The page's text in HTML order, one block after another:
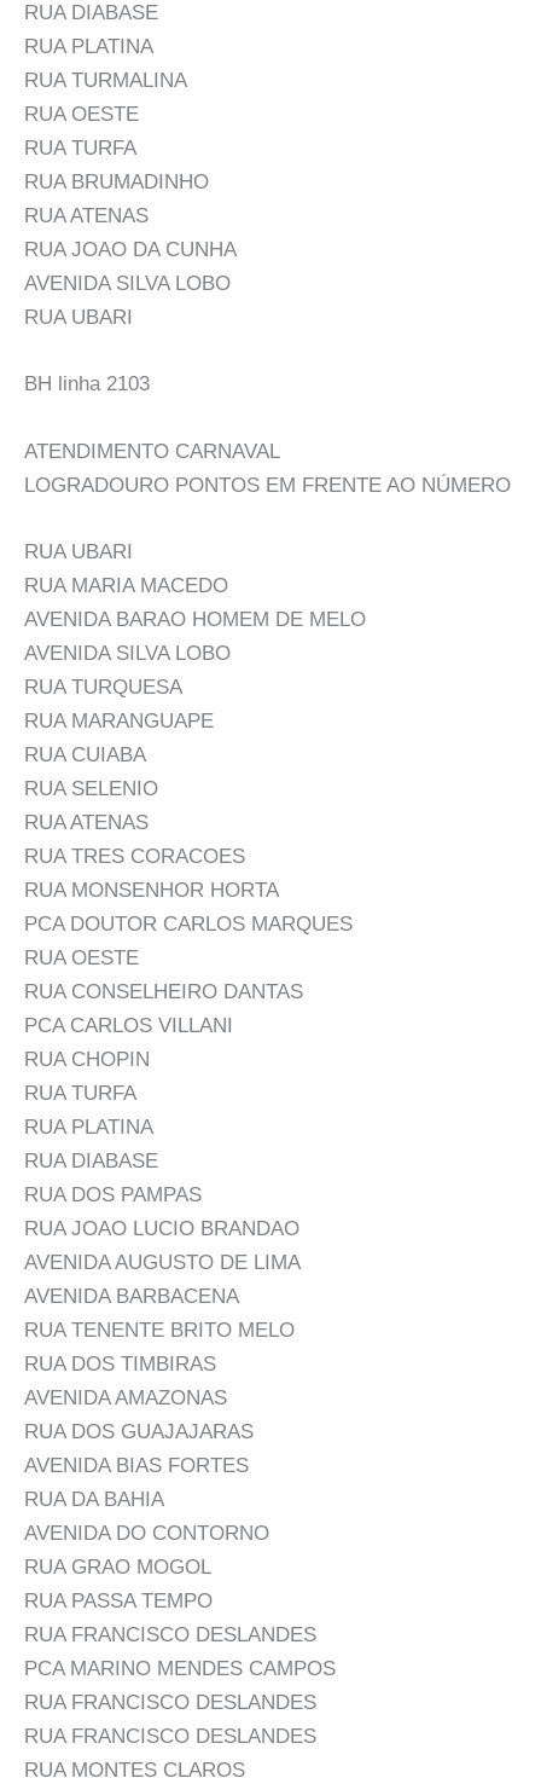
RUA DIABASE
RUA PLATINA
RUA TURMALINA
RUA OESTE
RUA TURFA
RUA BRUMADINHO
RUA ATENAS
RUA JOAO DA CUNHA
AVENIDA SILVA LOBO
RUA UBARI
BH linha 2103
ATENDIMENTO CARNAVAL
LOGRADOURO PONTOS EM FRENTE AO NÚMERO
RUA UBARI
RUA MARIA MACEDO
AVENIDA BARAO HOMEM DE MELO
AVENIDA SILVA LOBO
RUA TURQUESA
RUA MARANGUAPE
RUA CUIABA
RUA SELENIO
RUA ATENAS
RUA TRES CORACOES
RUA MONSENHOR HORTA
PCA DOUTOR CARLOS MARQUES
RUA OESTE
RUA CONSELHEIRO DANTAS
PCA CARLOS VILLANI
RUA CHOPIN
RUA TURFA
RUA PLATINA
RUA DIABASE
RUA DOS PAMPAS
RUA JOAO LUCIO BRANDAO
AVENIDA AUGUSTO DE LIMA
AVENIDA BARBACENA
RUA TENENTE BRITO MELO
RUA DOS TIMBIRAS
AVENIDA AMAZONAS
RUA DOS GUAJAJARAS
AVENIDA BIAS FORTES
RUA DA BAHIA
AVENIDA DO CONTORNO
RUA GRAO MOGOL
RUA PASSA TEMPO
RUA FRANCISCO DESLANDES
PCA MARINO MENDES CAMPOS
RUA FRANCISCO DESLANDES
RUA FRANCISCO DESLANDES
RUA MONTES CLAROS